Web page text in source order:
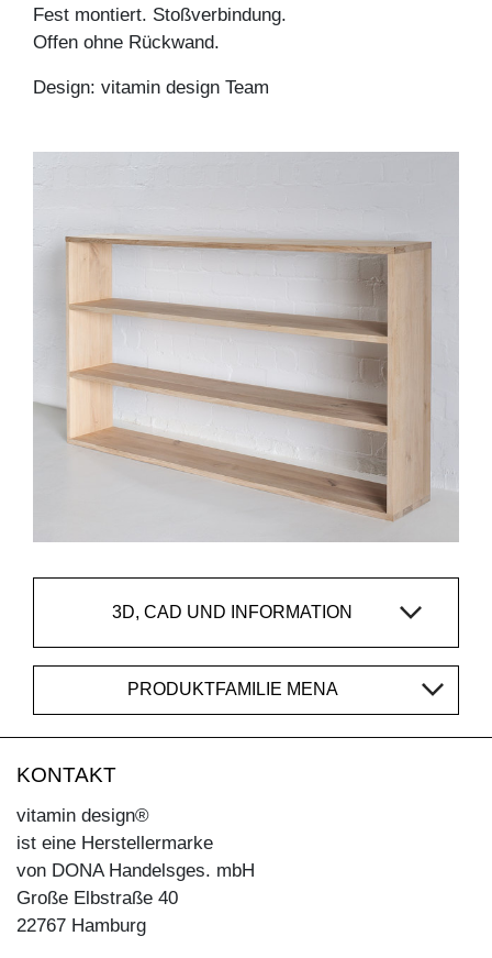
Fest montiert. Stoßverbindung.
Offen ohne Rückwand.
Design: vitamin design Team
3D, CAD UND INFORMATION
PRODUKTFAMILIE MENA
KONTAKT
vitamin design®
ist eine Herstellermarke
von DONA Handelsges. mbH
Große Elbstraße 40
22767 Hamburg